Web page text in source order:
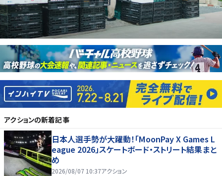
アクションの新着記事
日本人選手勢が大躍動！「MoonPay X Games L
eague 2026」スケートボード・ストリート結果まと
め
2026/08/07 10:37アクション